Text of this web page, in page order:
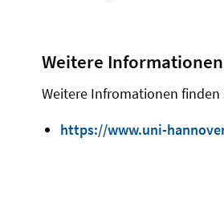
Weitere Informationen
Weitere Infromationen finden
https://www.uni-